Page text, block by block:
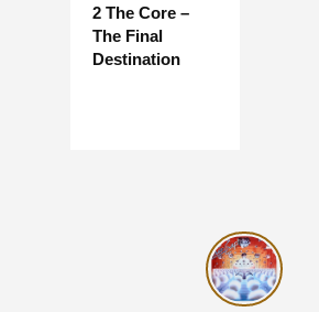
2 The Core –
The Final
Destination